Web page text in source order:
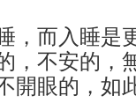
，而入睡是
，不安的，
開眼的，如